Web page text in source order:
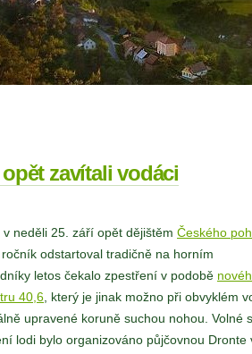
zavítali vodáci
neděli 25. září opět dějištěm Českého
odstartoval tradičně na horním
letos čekalo zpestření v podobě
40,6, který je jinak možno při obvyklém
upravené koruně suchou nohou. Volné
lodi bylo organizováno půjčovnou Dronte